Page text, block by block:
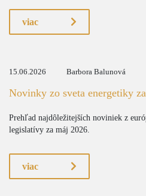
viac
15.06.2026 Barbora Balunová
Novinky zo sveta energetiky
Prehľad najdôležitejších noviniek z
legislatívy za máj 2026.
viac